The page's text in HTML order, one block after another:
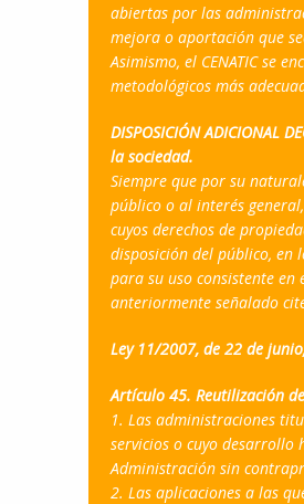
abiertas por las
mejora o aportación que
Asimismo, el CENATIC se
metodológicos más
DISPOSICIÓN ADICIONAL
la sociedad.
Siempre que por su
público o al interés
cuyos derechos de
disposición del público, en
para su uso consistente
anteriormente señalado
Ley 11/2007, de 22 de
Artículo 45. Reutilización
1. Las administraciones
servicios o cuyo
Administración sin
2. Las aplicaciones a las